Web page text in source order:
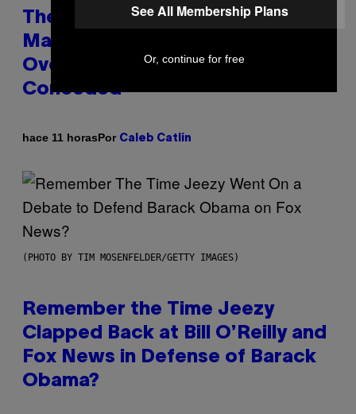
The 90s Hip-Hop Legend Who
Made T.I. Delay His Debut Album
Over 20 Years Ago: ‘I Definitely
Conceded’
hace 11 horasPor Caleb Catlin
(PHOTO BY TIM MOSENFELDER/GETTY IMAGES)
Remember the Time Jeezy
Clapped Back at Bill O’Reilly and
Fox News in Defense of Barack
Obama?
See All Membership Plans
Or, continue for free